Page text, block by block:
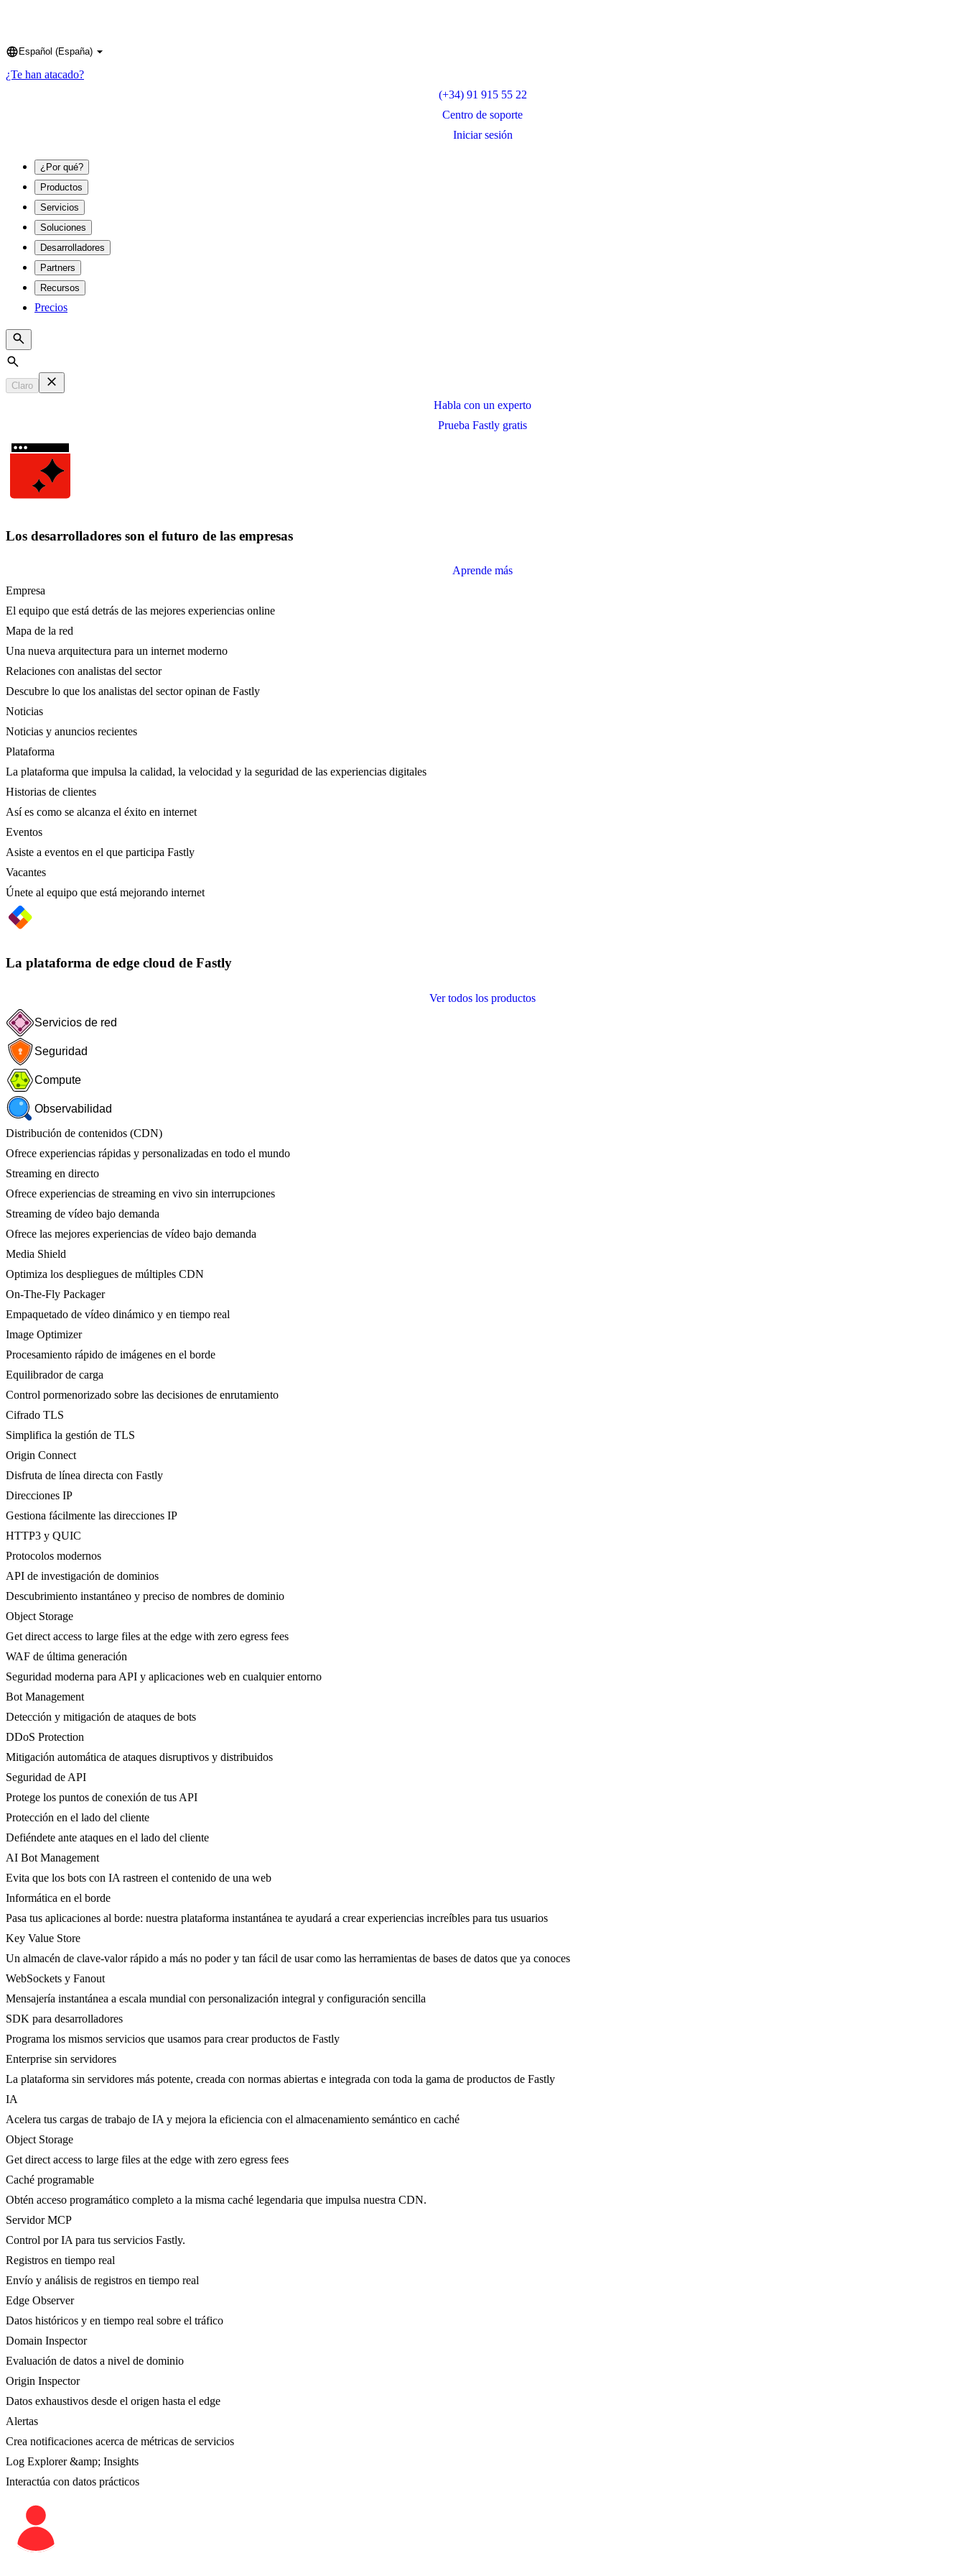
Language
Español (España)
¿Te han atacado?
(+34) 91 915 55 22
Centro de soporte
Iniciar sesión
¿Por qué?
Productos
Servicios
Soluciones
Desarrolladores
Partners
Recursos
Precios
Search
Claro
Habla con un experto
Prueba Fastly gratis
Los desarrolladores son el futuro de las empresas
Aprende más
Empresa
El equipo que está detrás de las mejores experiencias online
Mapa de la red
Una nueva arquitectura para un internet moderno
Relaciones con analistas del sector
Descubre lo que los analistas del sector opinan de Fastly
Noticias
Noticias y anuncios recientes
Plataforma
La plataforma que impulsa la calidad, la velocidad y la seguridad de las experiencias digitales
Historias de clientes
Así es como se alcanza el éxito en internet
Eventos
Asiste a eventos en el que participa Fastly
Vacantes
Únete al equipo que está mejorando internet
La plataforma de edge cloud de Fastly
Ver todos los productos
Servicios de red
Seguridad
Compute
Observabilidad
Distribución de contenidos (CDN)
Ofrece experiencias rápidas y personalizadas en todo el mundo
Streaming en directo
Ofrece experiencias de streaming en vivo sin interrupciones
Streaming de vídeo bajo demanda
Ofrece las mejores experiencias de vídeo bajo demanda
Media Shield
Optimiza los despliegues de múltiples CDN
On-The-Fly Packager
Empaquetado de vídeo dinámico y en tiempo real
Image Optimizer
Procesamiento rápido de imágenes en el borde
Equilibrador de carga
Control pormenorizado sobre las decisiones de enrutamiento
Cifrado TLS
Simplifica la gestión de TLS
Origin Connect
Disfruta de línea directa con Fastly
Direcciones IP
Gestiona fácilmente las direcciones IP
HTTP3 y QUIC
Protocolos modernos
API de investigación de dominios
Descubrimiento instantáneo y preciso de nombres de dominio
Object Storage
Get direct access to large files at the edge with zero egress fees
WAF de última generación
Seguridad moderna para API y aplicaciones web en cualquier entorno
Bot Management
Detección y mitigación de ataques de bots
DDoS Protection
Mitigación automática de ataques disruptivos y distribuidos
Seguridad de API
Protege los puntos de conexión de tus API
Protección en el lado del cliente
Defiéndete ante ataques en el lado del cliente
AI Bot Management
Evita que los bots con IA rastreen el contenido de una web
Informática en el borde
Pasa tus aplicaciones al borde: nuestra plataforma instantánea te ayudará a crear experiencias increíbles para tus usuarios
Key Value Store
Un almacén de clave-valor rápido a más no poder y tan fácil de usar como las herramientas de bases de datos que ya conoces
WebSockets y Fanout
Mensajería instantánea a escala mundial con personalización integral y configuración sencilla
SDK para desarrolladores
Programa los mismos servicios que usamos para crear productos de Fastly
Enterprise sin servidores
La plataforma sin servidores más potente, creada con normas abiertas e integrada con toda la gama de productos de Fastly
IA
Acelera tus cargas de trabajo de IA y mejora la eficiencia con el almacenamiento semántico en caché
Object Storage
Get direct access to large files at the edge with zero egress fees
Caché programable
Obtén acceso programático completo a la misma caché legendaria que impulsa nuestra CDN.
Servidor MCP
Control por IA para tus servicios Fastly.
Registros en tiempo real
Envío y análisis de registros en tiempo real
Edge Observer
Datos históricos y en tiempo real sobre el tráfico
Domain Inspector
Evaluación de datos a nivel de dominio
Origin Inspector
Datos exhaustivos desde el origen hasta el edge
Alertas
Crea notificaciones acerca de métricas de servicios
Log Explorer &amp; Insights
Interactúa con datos prácticos